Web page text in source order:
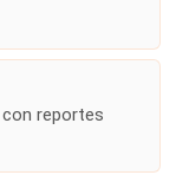
reportes